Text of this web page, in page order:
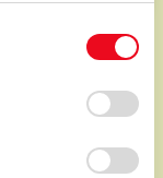
使用を続行する
されることに同
オプトアウト、
ては、当社の
て
」をご覧くだ